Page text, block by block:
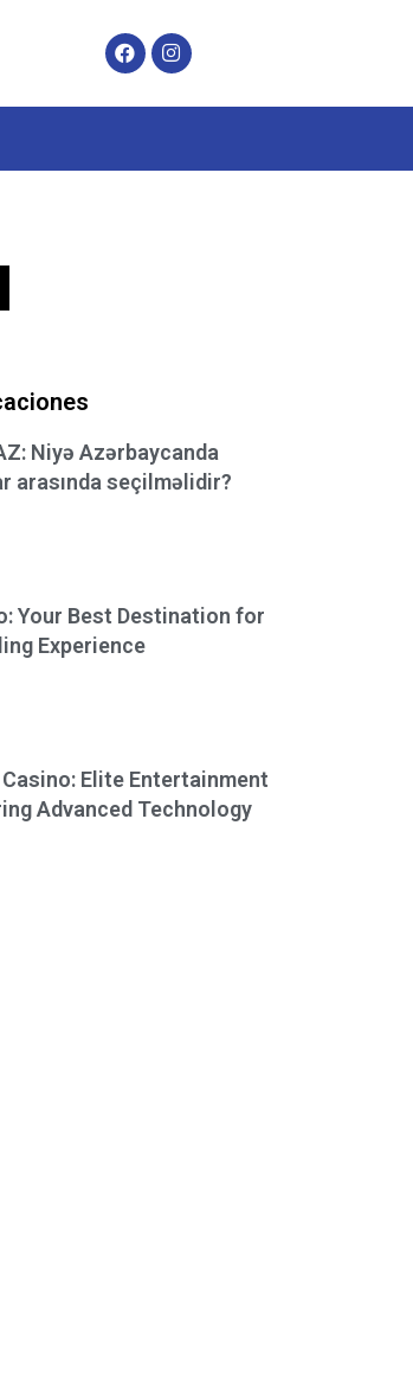
Niyə Azərbaycanda
arasında seçilməlidir?
Your Best Destination for
Experience
Elite Entertainment
Advanced Technology